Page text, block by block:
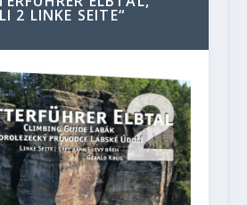
2 LINKE SEITE“